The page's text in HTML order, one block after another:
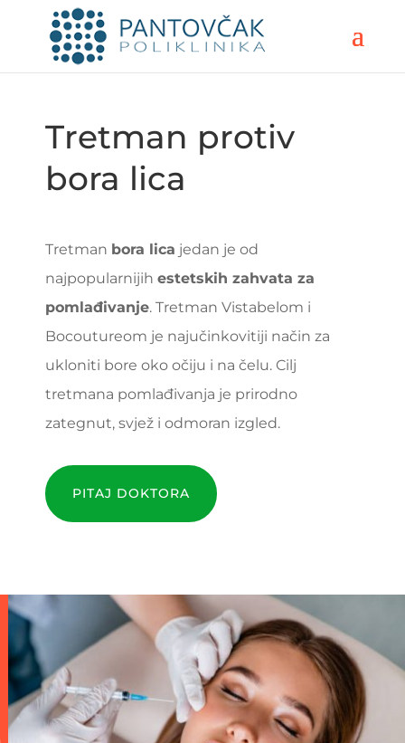
Tretman protiv
bora lica
Tretman bora lica jedan je od
najpopularnijih estetskih zahvata za
pomlađivanje. Tretman Vistabelom i
Bocoutureom je najučinkovitiji način za
ukloniti bore oko očiju i na čelu. Cilj
tretmana pomlađivanja je prirodno
zategnut, svjež i odmoran izgled.
PITAJ DOKTORA